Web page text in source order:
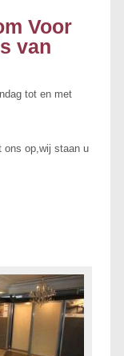
Voor
van
tot en met
ons op,wij staan u